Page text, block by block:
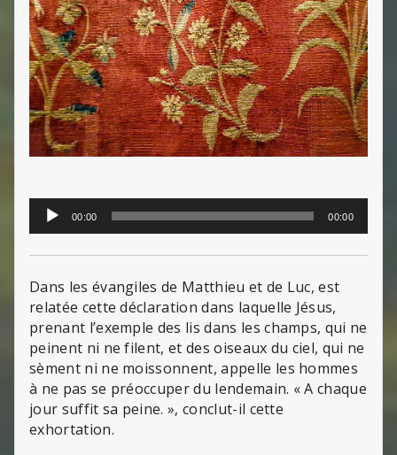
Lecteur
audio
00:00 00:00
Dans les évangiles de Matthieu et de Luc, est
relatée cette déclaration dans laquelle Jésus,
prenant l’exemple des lis dans les champs, qui ne
peinent ni ne filent, et des oiseaux du ciel, qui ne
sèment ni ne moissonnent, appelle les hommes
à ne pas se préoccuper du lendemain. « A chaque
jour suffit sa peine. », conclut-il cette
exhortation.